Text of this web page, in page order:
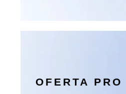
OFERTA PRO